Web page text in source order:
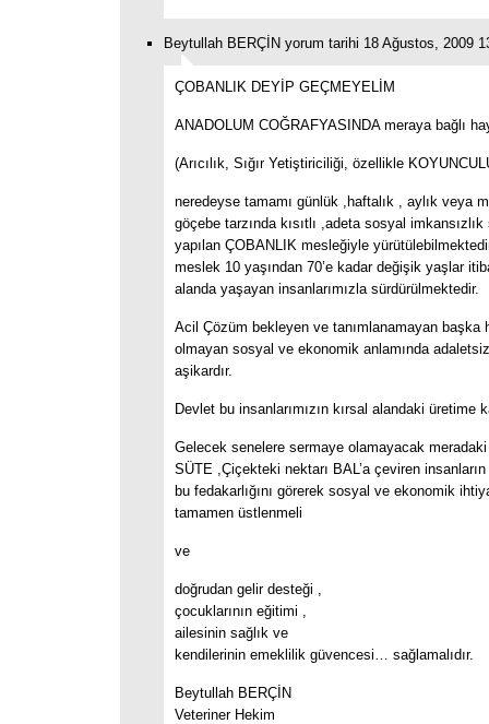
Beytullah BERÇİN yorum tarihi 18 Ağustos, 2009
ÇOBANLIK DEYİP GEÇMEYELİM
ANADOLUM COĞRAFYASINDA meraya bağlı
(Arıcılık, Sığır Yetiştiriciliği, özellikle
neredeyse tamamı günlük ,haftalık , aylık veya
göçebe tarzında kısıtlı ,adeta sosyal imkansızlık
yapılan ÇOBANLIK mesleğiyle
meslek 10 yaşından 70’e kadar değişik yaşlar
alanda yaşayan insanlarımızla sürdürülmektedir.
Acil Çözüm bekleyen ve tanımlanamayan başka
olmayan sosyal ve ekonomik anlamında
aşikardır.
Devlet bu insanlarımızın kırsal alandaki üretime
Gelecek senelere sermaye olamayacak
SÜTE ,Çiçekteki nektarı BAL’a çeviren
bu fedakarlığını görerek sosyal ve ekonomik
tamamen üstlenmeli
ve
doğrudan gelir desteği ,
çocuklarının eğitimi ,
ailesinin sağlık ve
kendilerinin emeklilik güvencesi… sağlamalıdır.
Beytullah BERÇİN
Veteriner Hekim